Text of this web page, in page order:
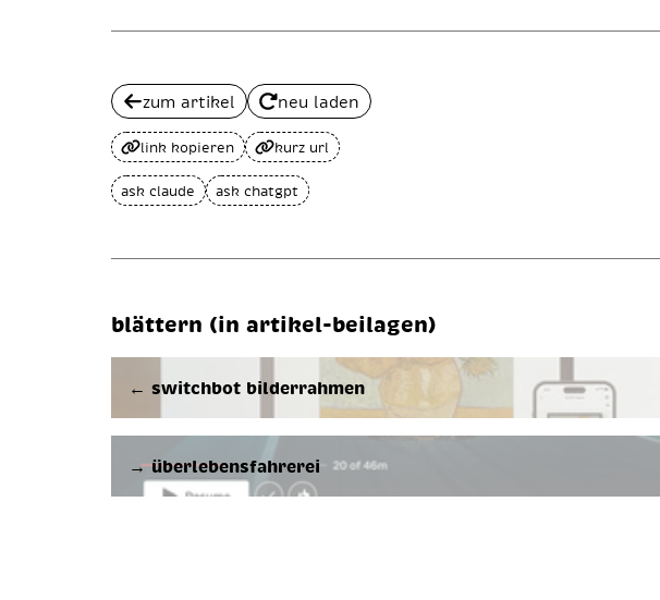
zum artikel neu laden
link kopieren kurz url
ask claude ask chatgpt
blättern (in artikel-beilagen)
← switchbot bilderrahmen
→ überlebensfahrerei